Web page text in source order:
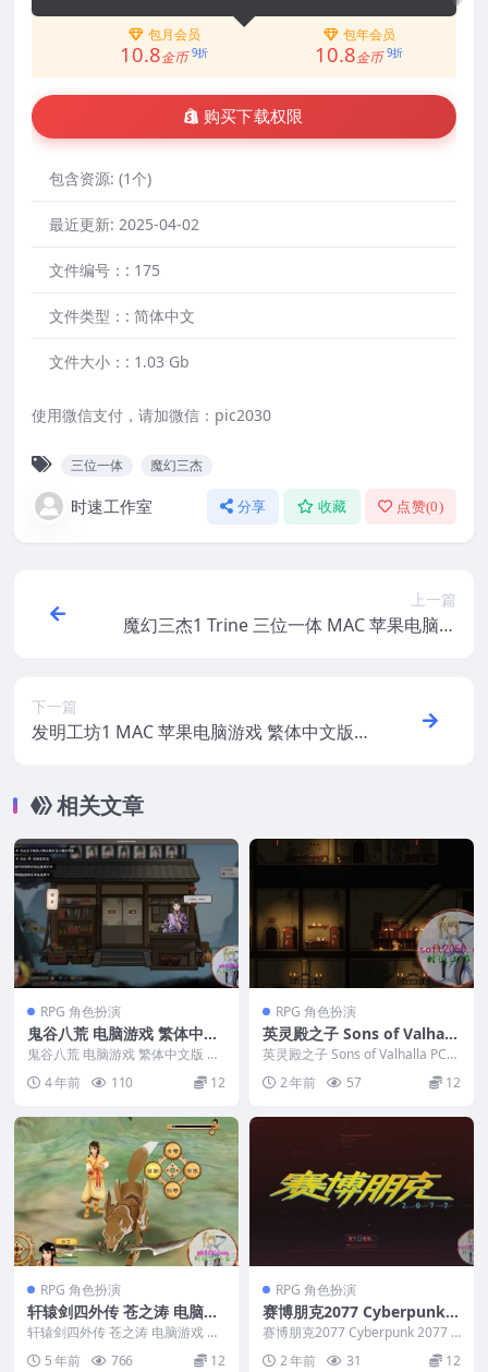
包月会员
10.8金币 9折
包年会员
10.8金币 9折
购买下载权限
包含资源: (1个)
最近更新: 2025-04-02
文件编号：: 175
文件类型：: 简体中文
文件大小：: 1.03 Gb
使用微信支付，请加微信：pic2030
三位一体 魔幻三杰
时速工作室 分享 收藏 点赞(0)
上一篇
魔幻三杰1 Trine 三位一体 MAC 苹果电脑游
下一篇
发明工坊1 MAC 苹果电脑游戏 繁体中文版
相关文章
RPG 角色扮演
鬼谷八荒 电脑游戏 繁体中文
版 支援win11 win10 win7
鬼谷八荒 电脑游戏 繁体中文版 支
4 年前 110 12
RPG 角色扮演
英灵殿之子 Sons of Valhall
a PC电脑游戏 适用WIN11 W
IN10
英灵殿之子 Sons of Valhalla PC电
2 年前 57 12
RPG 角色扮演
轩辕剑四外传 苍之涛 电脑游
戏 繁体中文版 支援win11 wi
n10 win7
轩辕剑四外传 苍之涛 电脑游戏 繁
体中文版 支援win11 win10 win7...
5 年前 766 12
RPG 角色扮演
赛博朋克2077 Cyberpunk 2
077 PC电脑游戏 适用WIN11
WIN10
赛博朋克2077 Cyberpunk 2077 P
C电脑游戏 适用WIN11 W...
2 年前 31 12